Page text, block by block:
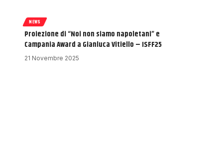
NEWS
Proiezione di “Noi non siamo napoletani” e
Campania Award a Gianluca Vitiello – ISFF25
21 Novembre 2025